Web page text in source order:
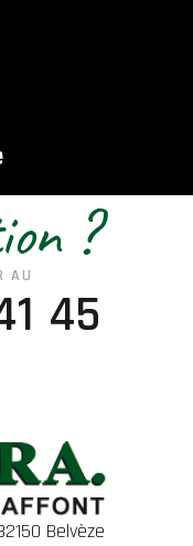
?
AU
45
Belvèze